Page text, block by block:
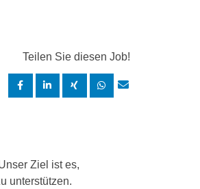
Teilen Sie diesen Job!
Ziel ist es,
unterstützen.